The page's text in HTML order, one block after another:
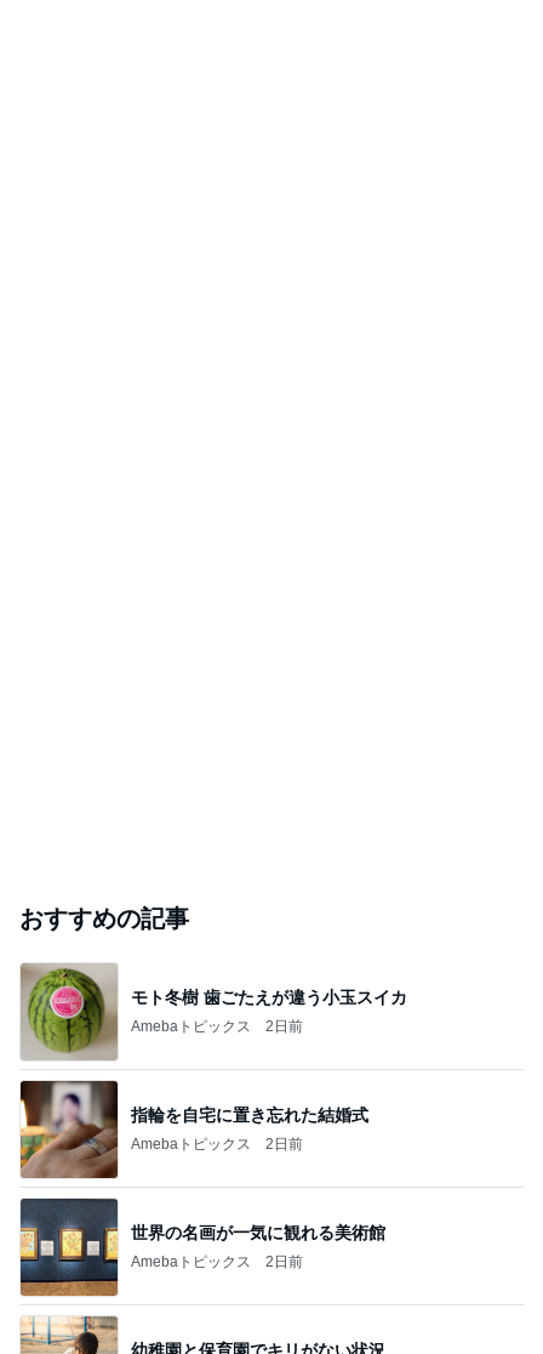
おすすめの記事
モト冬樹 歯ごたえが違う小玉スイカ
Amebaトピックス 2日前
指輪を自宅に置き忘れた結婚式
Amebaトピックス 2日前
世界の名画が一気に観れる美術館
Amebaトピックス 2日前
幼稚園と保育園でキリがない状況